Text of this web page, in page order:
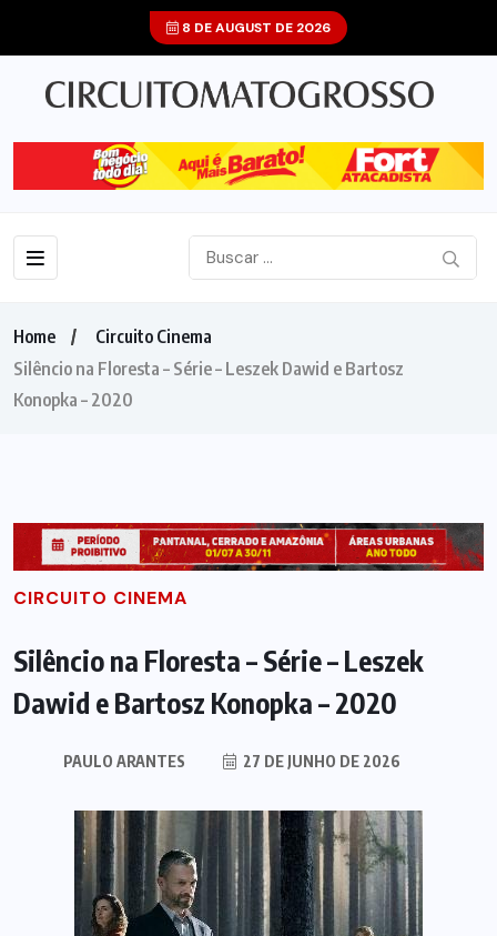
8 DE AUGUST DE 2026
Home
Circuito Cinema
Silêncio na Floresta – Série – Leszek Dawid e Bartosz
Konopka – 2020
CIRCUITO CINEMA
Silêncio na Floresta – Série – Leszek
Dawid e Bartosz Konopka – 2020
PAULO ARANTES 27 DE JUNHO DE 2026